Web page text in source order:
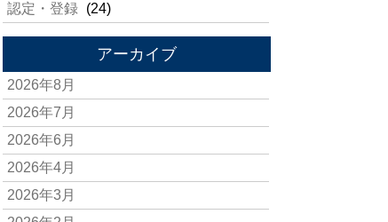
認定・登録 (24)
アーカイブ
2026年8月
2026年7月
2026年6月
2026年4月
2026年3月